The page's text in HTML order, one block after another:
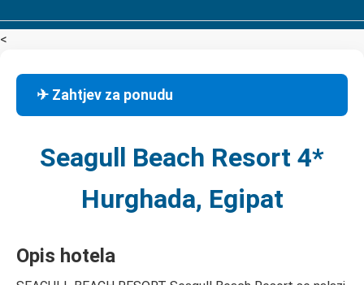
<
✈ Zahtjev za ponudu
Seagull Beach Resort 4*
Hurghada, Egipat
Opis hotela